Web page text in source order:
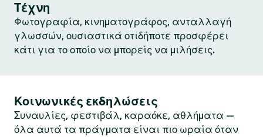
Τέχνη
Φωτογραφία, κινηματογράφος, ανταλλαγή
γλωσσών, ουσιαστικά οτιδήποτε προσφέρει
κάτι για το οποίο να μπορείς να μιλήσεις.
Κοινωνικές εκδηλώσεις
Συναυλίες, φεστιβάλ, καραόκε, αθλήματα —
όλα αυτά τα πράγματα είναι πιο ωραία όταν